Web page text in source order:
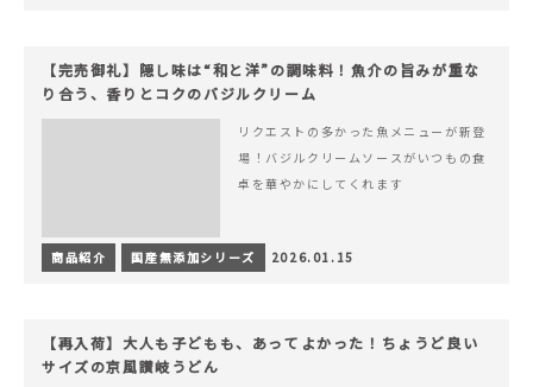
【完売御礼】隠し味は“和と洋”の調味料！魚介の旨みが重な
り合う、香りとコクのバジルクリーム
リクエストの多かった魚メニューが新登
場！バジルクリームソースがいつもの食
卓を華やかにしてくれます
商品紹介 国産無添加シリーズ 2026.01.15
【再入荷】大人も子どもも、あってよかった！ちょうど良い
サイズの京風讃岐うどん